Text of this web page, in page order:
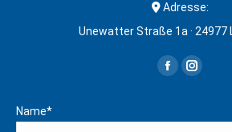
Adresse:
Unewatter Straße 1a · 24977
Facebook
Name*